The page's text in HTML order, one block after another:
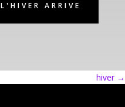
L'HIVER ARRIVE
hiver →